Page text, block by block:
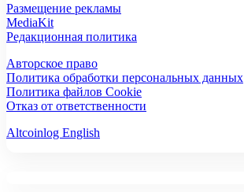
Размещение рекламы
MediaKit
Редакционная политика
Авторское право
Политика обработки персональных данных
Политика файлов Cookie
Отказ от ответственности
Altcoinlog English